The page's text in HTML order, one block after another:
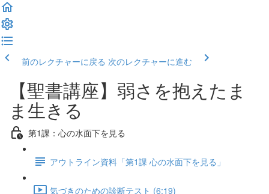
前のレクチャーに戻る 次のレクチャーに進む
【聖書講座】弱さを抱えたま
ま生きる
第1課：心の水面下を見る
アウトライン資料「第1課 心の水面下を見る」
気づきのための診断テスト (6:19)